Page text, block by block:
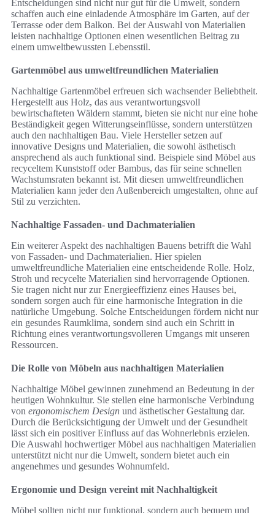
Entscheidungen sind nicht nur gut für die Umwelt, sondern
schaffen auch eine einladende Atmosphäre im Garten, auf der
Terrasse oder dem Balkon. Bei der Auswahl von Materialien
leisten nachhaltige Optionen einen wesentlichen Beitrag zu
einem umweltbewussten Lebensstil.
Gartenmöbel aus umweltfreundlichen Materialien
Nachhaltige Gartenmöbel erfreuen sich wachsender Beliebtheit.
Hergestellt aus Holz, das aus verantwortungsvoll
bewirtschafteten Wäldern stammt, bieten sie nicht nur eine hohe
Beständigkeit gegen Witterungseinflüsse, sondern unterstützen
auch den nachhaltigen Bau. Viele Hersteller setzen auf
innovative Designs und Materialien, die sowohl ästhetisch
ansprechend als auch funktional sind. Beispiele sind Möbel aus
recyceltem Kunststoff oder Bambus, das für seine schnellen
Wachstumsraten bekannt ist. Mit diesen umweltfreundlichen
Materialien kann jeder den Außenbereich umgestalten, ohne auf
Stil zu verzichten.
Nachhaltige Fassaden- und Dachmaterialien
Ein weiterer Aspekt des nachhaltigen Bauens betrifft die Wahl
von Fassaden- und Dachmaterialien. Hier spielen
umweltfreundliche Materialien eine entscheidende Rolle. Holz,
Stroh und recycelte Materialien sind hervorragende Optionen.
Sie tragen nicht nur zur Energieeffizienz eines Hauses bei,
sondern sorgen auch für eine harmonische Integration in die
natürliche Umgebung. Solche Entscheidungen fördern nicht nur
ein gesundes Raumklima, sondern sind auch ein Schritt in
Richtung eines verantwortungsvolleren Umgangs mit unseren
Ressourcen.
Die Rolle von Möbeln aus nachhaltigen Materialien
Nachhaltige Möbel gewinnen zunehmend an Bedeutung in der
heutigen Wohnkultur. Sie stellen eine harmonische Verbindung
von ergonomischem Design und ästhetischer Gestaltung dar.
Durch die Berücksichtigung der Umwelt und der Gesundheit
lässt sich ein positiver Einfluss auf das Wohnerlebnis erzielen.
Die Auswahl hochwertiger Möbel aus nachhaltigen Materialien
unterstützt nicht nur die Umwelt, sondern bietet auch ein
angenehmes und gesundes Wohnumfeld.
Ergonomie und Design vereint mit Nachhaltigkeit
Möbel sollten nicht nur funktional, sondern auch bequem und